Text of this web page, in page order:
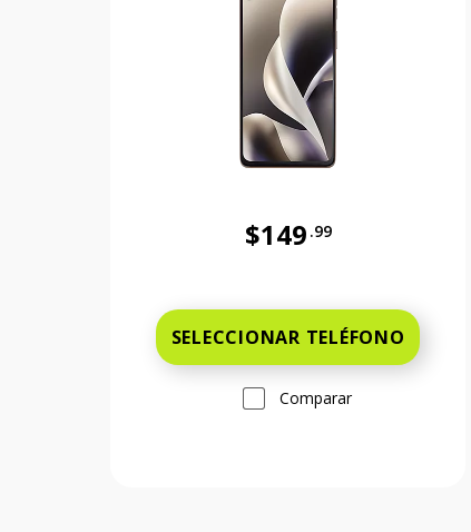
$149 .99
SELECCIONAR TELÉFONO
Comparar